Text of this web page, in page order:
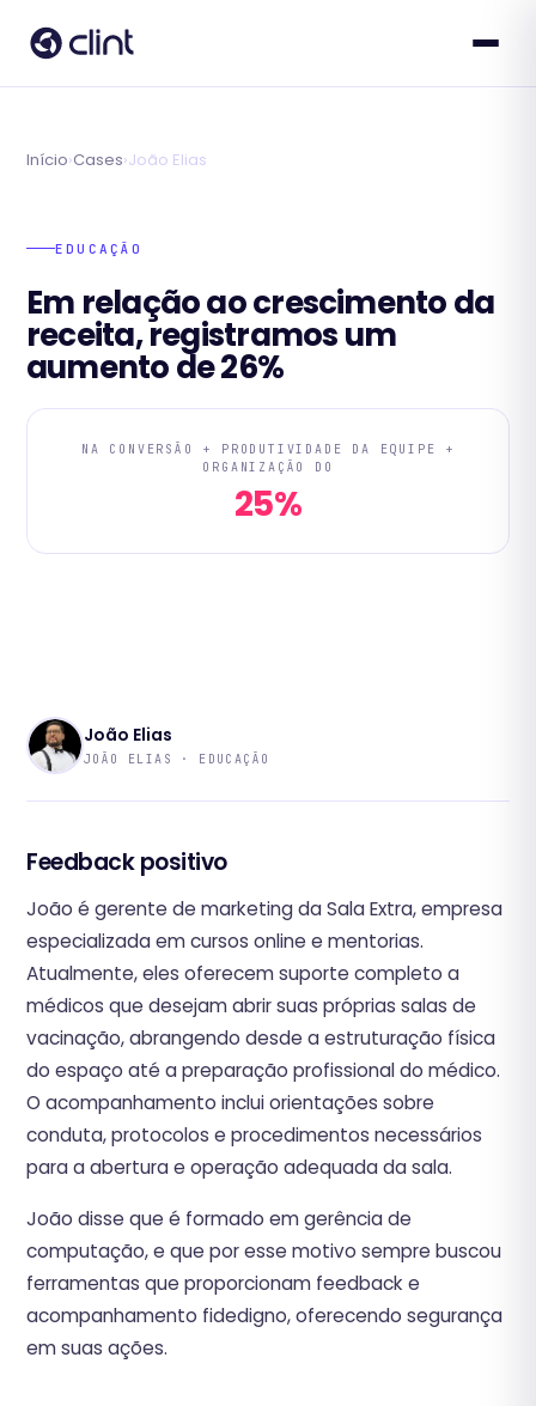
Início›Cases›João Elias
EDUCAÇÃO
Em relação ao crescimento da
receita, registramos um
aumento de 26%
NA CONVERSÃO + PRODUTIVIDADE DA EQUIPE +
ORGANIZAÇÃO DO
25%
João Elias
JOÃO ELIAS · EDUCAÇÃO
Feedback positivo
João é gerente de marketing da Sala Extra, empresa
especializada em cursos online e mentorias.
Atualmente, eles oferecem suporte completo a
médicos que desejam abrir suas próprias salas de
vacinação, abrangendo desde a estruturação física
do espaço até a preparação profissional do médico.
O acompanhamento inclui orientações sobre
conduta, protocolos e procedimentos necessários
para a abertura e operação adequada da sala.
João disse que é formado em gerência de
computação, e que por esse motivo sempre buscou
ferramentas que proporcionam feedback e
acompanhamento fidedigno, oferecendo segurança
em suas ações.